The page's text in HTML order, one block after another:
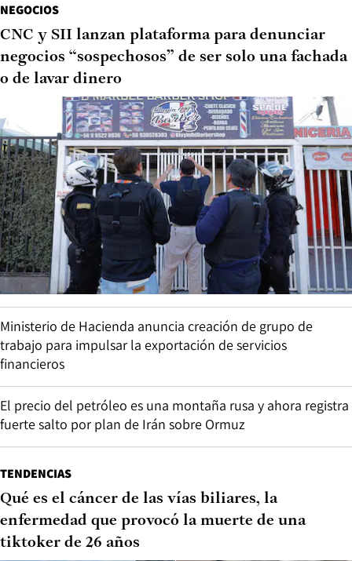
NEGOCIOS
CNC y SII lanzan plataforma para denunciar
negocios “sospechosos” de ser solo una fachada
o de lavar dinero
Ministerio de Hacienda anuncia creación de grupo de
trabajo para impulsar la exportación de servicios
financieros
El precio del petróleo es una montaña rusa y ahora registra
fuerte salto por plan de Irán sobre Ormuz
TENDENCIAS
Qué es el cáncer de las vías biliares, la
enfermedad que provocó la muerte de una
tiktoker de 26 años